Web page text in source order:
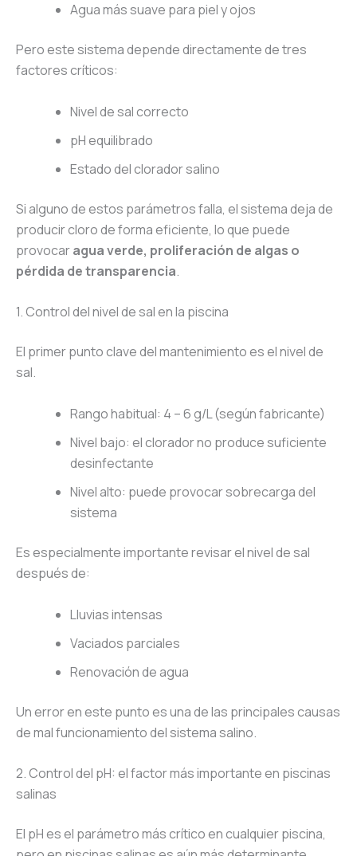
Agua más suave para piel y ojos
Pero este sistema depende directamente de tres
factores críticos:
Nivel de sal correcto
pH equilibrado
Estado del clorador salino
Si alguno de estos parámetros falla, el sistema deja de
producir cloro de forma eficiente, lo que puede
provocaragua verde, proliferación de algas o
pérdida de transparencia.
1. Control del nivel de sal en la piscina
El primer punto clave del mantenimiento es el nivel de
sal.
Rango habitual: 4 – 6 g/L (según fabricante)
Nivel bajo: el clorador no produce suficiente
desinfectante
Nivel alto: puede provocar sobrecarga del
sistema
Es especialmente importante revisar el nivel de sal
después de:
Lluvias intensas
Vaciados parciales
Renovación de agua
Un error en este punto es una de las principales causas
de mal funcionamiento del sistema salino.
2. Control del pH: el factor más importante en piscinas
salinas
El pH es el parámetro más crítico en cualquier piscina,